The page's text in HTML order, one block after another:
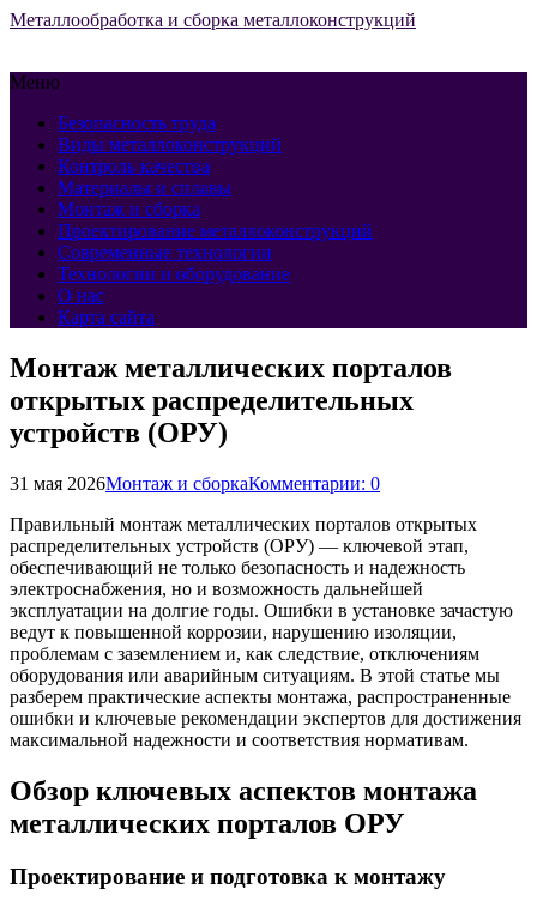
Металлообработка и сборка металлоконструкций
Меню
Безопасность труда
Виды металлоконструкций
Контроль качества
Материалы и сплавы
Монтаж и сборка
Проектирование металлоконструкций
Современные технологии
Технологии и оборудование
О нас
Карта сайта
Монтаж металлических порталов
открытых распределительных
устройств (ОРУ)
31 мая 2026Монтаж и сборкаКомментарии: 0
Правильный монтаж металлических порталов открытых
распределительных устройств (ОРУ) — ключевой этап,
обеспечивающий не только безопасность и надежность
электроснабжения, но и возможность дальнейшей
эксплуатации на долгие годы. Ошибки в установке зачастую
ведут к повышенной коррозии, нарушению изоляции,
проблемам с заземлением и, как следствие, отключениям
оборудования или аварийным ситуациям. В этой статье мы
разберем практические аспекты монтажа, распространенные
ошибки и ключевые рекомендации экспертов для достижения
максимальной надежности и соответствия нормативам.
Обзор ключевых аспектов монтажа
металлических порталов ОРУ
Проектирование и подготовка к монтажу